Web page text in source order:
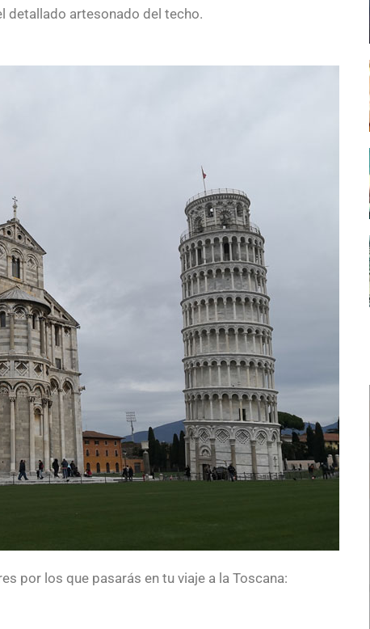
detallado artesonado del techo.
por los que pasarás en tu viaje a la Toscana: